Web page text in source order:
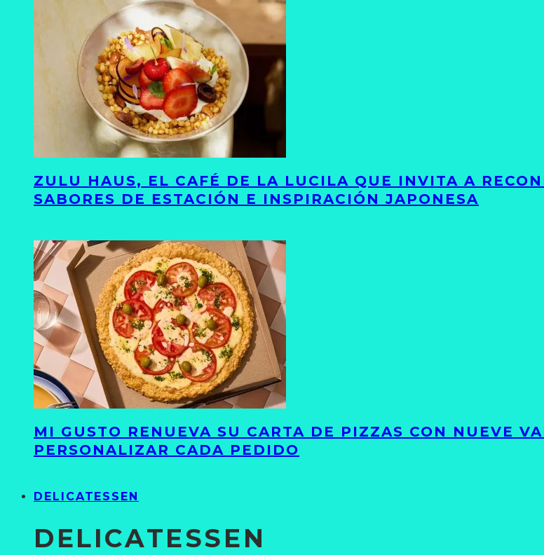
ZULU HAUS, EL CAFÉ DE LA LUCILA QUE INVITA A
SABORES DE ESTACIÓN E INSPIRACIÓN JAPONESA
MI GUSTO RENUEVA SU CARTA DE PIZZAS CON NUEVE
PERSONALIZAR CADA PEDIDO
DELICATESSEN
DELICATESSEN